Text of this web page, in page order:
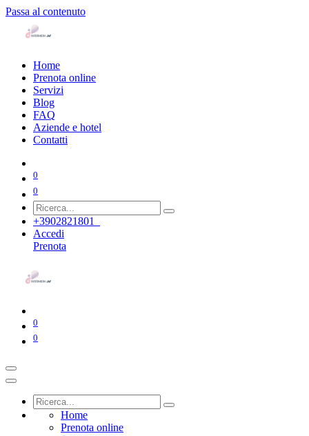
Passa al contenuto
Home
Prenota online
Servizi
Blog
FAQ
Aziende e hotel
Contatti
0
0
+3902821801
Accedi
Prenota
0
0
Home
Prenota online